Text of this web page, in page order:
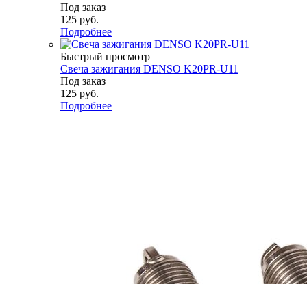
Под заказ
125 руб.
Подробнее
Быстрый просмотр
Свеча зажигания DENSO K20PR-U11
Под заказ
125 руб.
Подробнее